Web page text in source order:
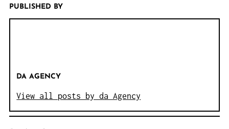
PUBLISHED BY
DA AGENCY
View all posts by da Agency